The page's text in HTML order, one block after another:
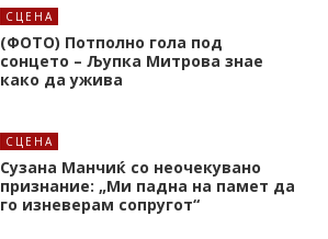
СЦЕНА
(ФОТО) Потполно гола под
сонцето – Љупка Митрова знае
како да ужива
СЦЕНА
Сузана Манчиќ со неочекувано
признание: „Ми падна на памет да
го изневерам сопругот“